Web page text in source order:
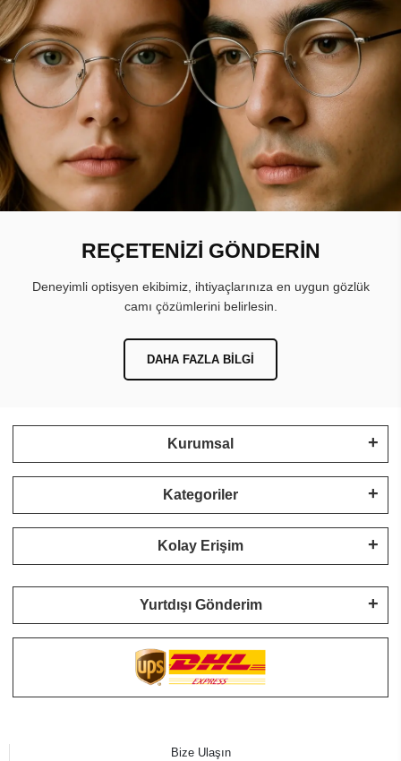
REÇETENİZİ GÖNDERİN
Deneyimli optisyen ekibimiz, ihtiyaçlarınıza en uygun gözlük
camı çözümlerini belirlesin.
DAHA FAZLA BILGI
Kurumsal
Kategoriler
Kolay Erişim
Yurtdışı Gönderim
Bize Ulaşın